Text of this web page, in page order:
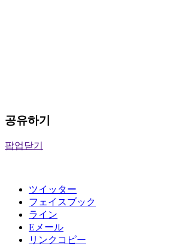
공유하기
팝업닫기
ツイッター
フェイスブック
ライン
Eメール
リンクコピー